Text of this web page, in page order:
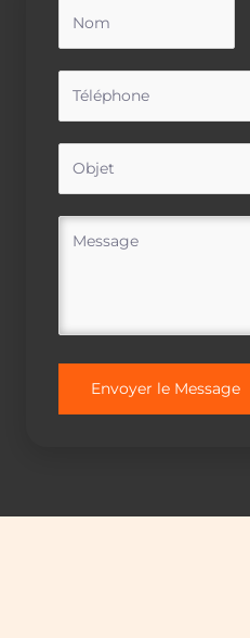
Envoyer le Message